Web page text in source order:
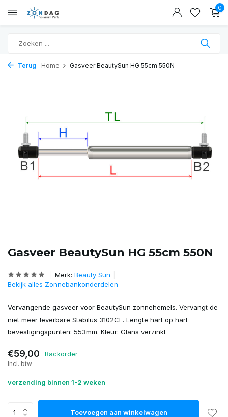
0
Terug Home Gasveer BeautySun HG 55cm 550N
Gasveer BeautySun HG 55cm 550N
Merk: Beauty Sun
Bekijk alles Zonnebankonderdelen
Vervangende gasveer voor BeautySun zonnehemels. Vervangt de
niet meer leverbare Stabilus 3102CF. Lengte hart op hart
bevestigingspunten: 553mm. Kleur: Glans verzinkt
€59,00 Backorder
Incl. btw
verzending binnen 1-2 weken
Toevoegen aan winkelwagen